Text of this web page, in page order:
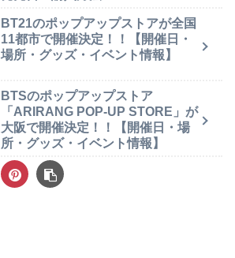
BT21のポップアップストアが全国
11都市で開催決定！！【開催日・
場所・グッズ・イベント情報】
BTSのポップアップストア
「ARIRANG POP-UP STORE」が
大阪で開催決定！！【開催日・場
所・グッズ・イベント情報】